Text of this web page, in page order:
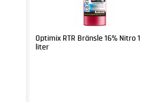
Optimix RTR Bränsle 16% Nitro 1
liter